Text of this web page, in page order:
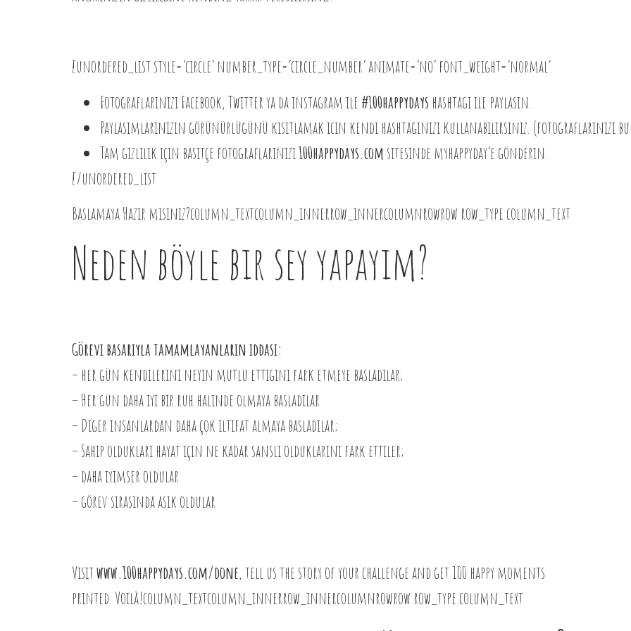
[unordered_list style=’circle’ number_type=’circle_number’ animate=’no’ font_weight=’normal’
Fotograflarınızı Facebook, Twitter ya da instagram ile #100happydays hashtagı ile paylasın.
Paylasımlarınızın görünürlügünü kısıtlamak icin kendi hashtagınızı kullanabilirsiniz. (fotograflarınızı
Tam gizlilik için basitçe fotograflarınızı100happydays.com sitesinde myhappyday’e gönderin.
[/unordered_list
Baslamaya Hazır mısınız?column_textcolumn_innerrow_innercolumnrowrow row_type column_text
Neden böyle bir sey yapayım?
Görevi basarıyla tamamlayanların iddası:
– her gün kendilerini neyin mutlu ettigini fark etmeye basladılar;
– Her gün daha iyi bir ruh halinde olmaya basladılar
– Diger insanlardan daha çok iltifat almaya basladılar;
– Sahip oldukları hayat için ne kadar sanslı olduklarını fark ettiler;
– daha iyimser oldular
– görev sırasında asık oldular
Visitwww.100happydays.com/done, tell us the story of your challenge and get 100 happy moments
printed. Voilà!column_textcolumn_innerrow_innercolumnrowrow row_type column_text